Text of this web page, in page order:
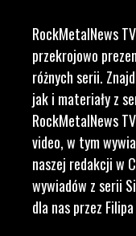
RockMetalNews
przekrojowo
różnych serii.
jak i materiały z
RockMetalNews
video, w tym
naszej redakcji w
wywiadów z serii
dla nas przez